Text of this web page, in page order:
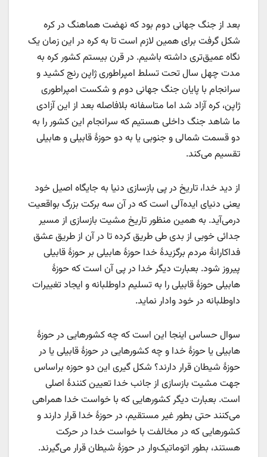
بعد از جنگ جهانی دوم بود که نهضت هماهنگ در کره
شکل گرفت برای همین لازم است تا به کره در این زمان یک
نگاه عمیق‌تری داشته باشیم. در قرن بیستم کشور کره به
مدت چهل سال تحت تسلط امپراطوری ژاپن رنج کشید و
سرانجام با پایان جنگ جهانی دوم و شکست امپراطوری
ژاپن، کره آزاد شد اما متاسفانه بلافاصله بعد از این آزادی
ما شاهد جنگ داخلی هستیم که سرانجام این کشور را به
دو قسمت شمالی و جنوبی یا به دو حوزۀ قابیلی و هابیلی
تقسیم می‌کند.
از دید خدا، تاریخ در پی بازسازی دنیا به جایگاه اصیل خود
یعنی دنیای ایده‌آلی است که در آن سه برکت بزرگ بواقعیت
درمی‌آید. به همین منظور تاریخ مشیت بازسازی از مسیر
جدائی خوبی از بدی طی طریق کرده تا در آن از طریق عشق
فداکارانۀ مردم برگزیدۀ خدا حوزۀ‌ هابیلی بر حوزۀ قابیلی
پیروز شود. بعبارت دیگر خدا در پی آن است که حوزۀ
هابیلی حوزۀ قابیلی را به تسلیم داوطلبانه و ایجاد تغییرات
داوطلبانه در خود وادار نماید.
سوال حساس اینجا این است که چه کشورهایی در حوزۀ
هابیلی یا حوزۀ خدا و چه کشورهایی در حوزۀ قابیلی یا در
حوزۀ شیطان قرار دارند؟ شکل گیری این دو حوزه براساس
جهت مشیت بازسازی از جانب خدا تعیین کنندۀ اصلی
است. بعبارت دیگر کشورهایی که با خواست خدا همراهی
می‌کنند حتی بطور غیر مستقیم، در حوزۀ خدا قرار دارند و
کشورهایی که در مخالفت با خواست خدا در حرکت
هستند، بطور اتوماتیک‌وار در حوزۀ شیطان قرار می‌گیرند.